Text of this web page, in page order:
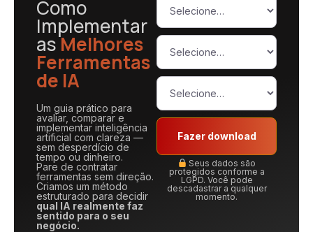
Como
Implementar
asMelhores
Ferramentas
de IA
Um guia prático para
avaliar, comparar e
implementar inteligência
artificial com clareza —
sem desperdício de
tempo ou dinheiro.
Pare de contratar
ferramentas sem direção.
Criamos um método
estruturado para decidir
qual IA realmente faz
sentido para o seu
negócio.
Fazer download
Seus dados são
protegidos conforme a
LGPD. Você pode
descadastrar a qualquer
momento.